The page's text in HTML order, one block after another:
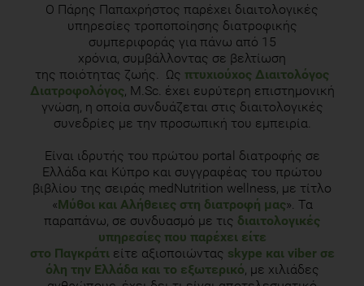
Ο Πάρης Παπαχρήστος παρέχει διαιτολογικές
υπηρεσίες τροποποίησης διατροφικής
συμπεριφοράς για πάνω από 15
χρόνια, συμβάλλοντας σε βελτίωση
της ποιότητας ζωής. Ως πτυχιούχος Διαιτολόγος
Διατροφολόγος, M.Sc. έχει ευρύτερη επιστημονική
γνώση, η οποία συνδυάζεται στις διαιτολογικές
συνεδρίες με την προσωπική του εμπειρία.
Είναι ιδρυτής του πρώτου portal διατροφής σε
Ελλάδα και Κύπρο και συγγραφέας του πρώτου
βιβλίου της σειράς medNutrition wellness, με τίτλο
«Μύθοι και Αλήθειες στη διατροφή μας». Τα
παραπάνω, σε συνδυασμό με τις διαιτολογικές
υπηρεσίες που παρέχει είτε
στο Παγκράτι είτε αξιοποιώντας skype και viber σε
όλη την Ελλάδα και το εξωτερικό , με χιλιάδες